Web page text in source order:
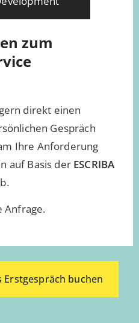
zum
direkt einen
Gespräch
Ihre Anforderung
auf Basis der ESCRIBA
Anfrage.
Erstgespräch buchen